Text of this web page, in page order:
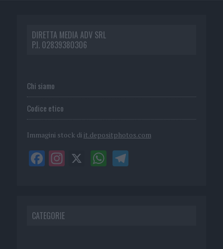
DIRETTA MEDIA ADV SRL
P.I. 02839380306
Chi siamo
Codice etico
Immagini stock di it.depositphotos.com
CATEGORIE